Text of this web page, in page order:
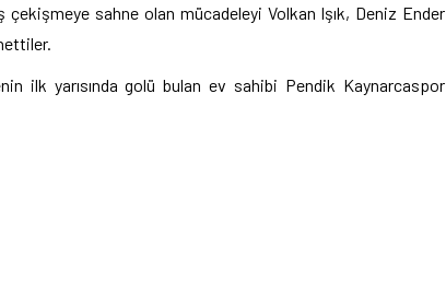
çekişmeye sahne olan mücadeleyi Volkan Işık, Deniz Ender
ilk yarısında golü bulan ev sahibi Pendik Kaynarcaspor